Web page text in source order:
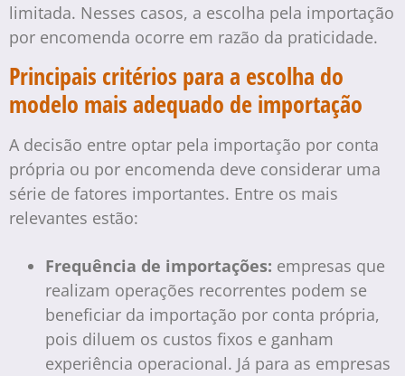
limitada. Nesses casos, a escolha pela importação
por encomenda ocorre em razão da praticidade.
Principais critérios para a escolha do
modelo mais adequado de importação
A decisão entre optar pela importação por conta
própria ou por encomenda deve considerar uma
série de fatores importantes. Entre os mais
relevantes estão:
Frequência de importações: empresas que
realizam operações recorrentes podem se
beneficiar da importação por conta própria,
pois diluem os custos fixos e ganham
experiência operacional. Já para as empresas